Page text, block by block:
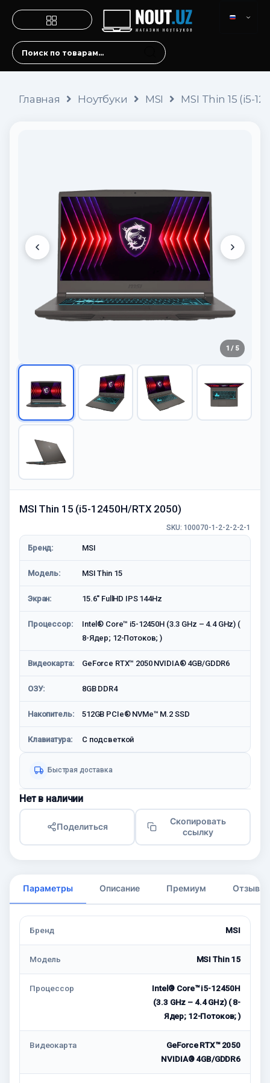
Главная Ноутбуки MSI MSI Thin 15 (i5-
1 / 5
MSI Thin 15 (i5-12450H/RTX 2050)
SKU: 100070-1-2-2-2-2-1
Бренд: MSI
Модель: MSI Thin 15
Экран: 15.6'' FullHD IPS 144Hz
Процессор:
Intel® Core™ i5-12450H (3.3 GHz – 4.4 GHz) (
8-Ядeр; 12-Потоков; )
Видеокарта: GeForce RTX™ 2050 NVIDIA® 4GB/GDDR6
ОЗУ: 8GB DDR4
Накопитель: 512GB PCIe® NVMe™ M.2 SSD
Клавиатура: C подсветкой
Быстрая доставка
Нет в наличии
Поделиться
Скопировать
ссылку
Параметры Описание Премиум Отзывы
Бренд MSI
Модель MSI Thin 15
Процессор
Intel® Core™ i5-12450H
(3.3 GHz – 4.4 GHz) ( 8-
Ядeр; 12-Потоков; )
Видеокарта
GeForce RTX™ 2050
NVIDIA® 4GB/GDDR6